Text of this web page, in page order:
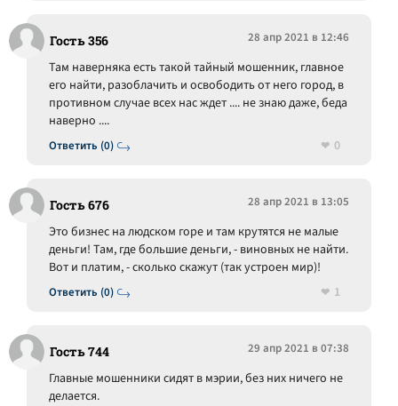
Гость 356 28 апр 2021 в 12:46
Ответить (0)
Там наверняка есть такой тайный мошенник, главное
его найти, разоблачить и освободить от него город, в
противном случае всех нас ждет .... не знаю даже, беда
наверно ....
0
Гость 676 28 апр 2021 в 13:05
Ответить (0)
Это бизнес на людском горе и там крутятся не малые
деньги! Там, где большие деньги, - виновных не найти.
Вот и платим, - сколько скажут (так устроен мир)!
1
Гость 744 29 апр 2021 в 07:38
Главные мошенники сидят в мэрии, без них ничего не
делается.